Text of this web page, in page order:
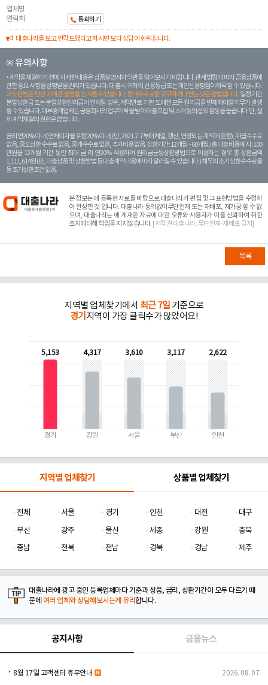
업체명
연락처
통화하기
대출나라를 보고 연락드렸다고 하시면 보다 상담이 쉬워집니다.
※ 유의사항
계약을 체결하기 전에 자세한 내용은 상품설명서와 약관을 읽어보시기 바랍니다. 관계 법령에 따라 금융상품에
관한 중요 사항을 설명받을 권리가 있습니다. 대 출 시 귀하의 신용등급 또는 개인신용평점이 하락할 수 있습니다.
과도한 빚은 당신 에게 큰 불행을 안겨줄 수 있습니다. 중개수수료를 요구하거나 받는 것은 불법입니다. 일정 기간
분할상환금 또는 분할상환원리금이 연체될 경우, 계약만료 기한 도래전 모든 원리금을 변제해야할 의무가 발생
할 수 있습니다. 대부중개업체는 금융회사의 업무위탁을 받아 대출모집 및 소개 등의 섭외 활동을 돕습니다. 단, 실
제 계약체결의 권한은 없습니다.
금리 연20% 이내 (연체이자율 포함 20% 이내) (단, 2021. 7. 7부터 체결, 갱신, 연장되는 계 약에 한함), 취급수수료
없음, 중도상환 수수료 없음, 중개수수료 없음, 추가비용 없음. 상환기간 : 12개월 ~ 60개월 / 총 대출 비용 예시 : 100
만원을 12개월 기간 동안 최대 금 리 연20% 적용하여 원리금균등상환방법으로 이용하는 경우 총 상환금액
1,111,614원 (단, 대출상품 및 상환방법 등 대출계약 내용에 따라 달라질 수 있습니다.) 채무의 조기 상환수수료율
등 조기상환조건 없음.
본 정보는에 등록한 자료를 바탕으로 대출나라가 편집 및 그 표현방법을 수정하
여 완성한 것 입니다. 대출나라 동의없이무단전재 또는 재배포, 재가공 할 수 없
으며, 대출나라는 에 게재한 자료에 대한 오류와 사용자가 이를 신뢰하여 취한
조치에대해 책임을 지지않습니다. [저작권 대출나라. 무단전재-재배포 금지]
목록
지역별 업체찾기에서 최근 7일 기준으로
경기 지역이 가장 클릭수가 많았어요!
5,153
경기
4,317
강원
3,610
서울
3,117
부산
2,622
인천
지역별 업체찾기 상품별 업체찾기
전체 서울 경기 인천 대전
대구
부산
광주 울산 세종 강원
충북
충남
전북 전남 경북 경남 제주
대출나라에 광고 중인 등록업체마다 기준과 상품, 금리, 상환기간이 모두 다르기 때
문에 여러 업체와 상담해보시는게 유리합니다.
공지사항 금융뉴스
8월 17일 고객센터 휴무안내 2026. 08. 07